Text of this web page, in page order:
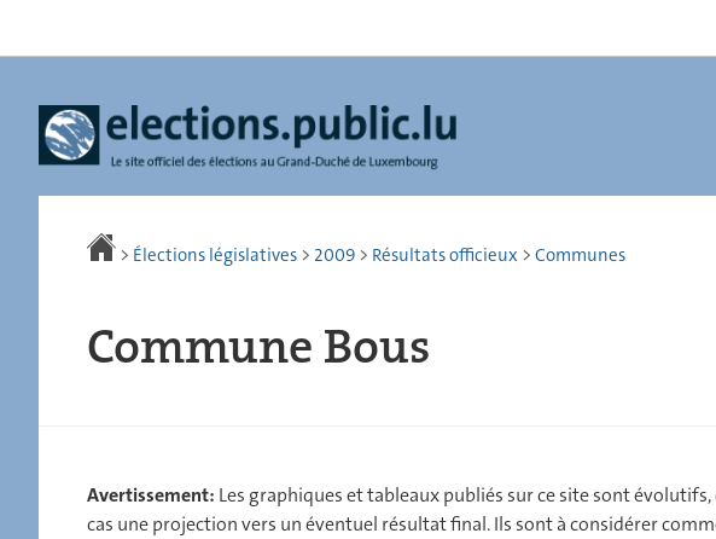
navigation
> Élections législatives > 2009 > Résultats officieux > Communes
Commune Bous
Avertissement: Les graphiques et tableaux publiés sur ce site sont
cas une projection vers un éventuel résultat final. Ils sont à considérer